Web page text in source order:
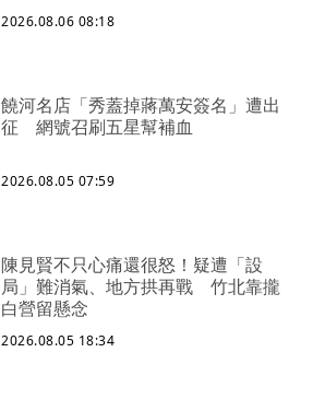
2026.08.06 08:18
饒河名店「秀蓋掉蔣萬安簽名」遭出
征 網號召刷五星幫補血
2026.08.05 07:59
陳見賢不只心痛還很怒！疑遭「設
局」難消氣、地方拱再戰 竹北靠攏
白營留懸念
2026.08.05 18:34